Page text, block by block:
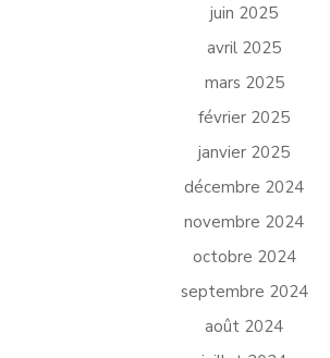
juin 2025
avril 2025
mars 2025
février 2025
janvier 2025
décembre 2024
novembre 2024
octobre 2024
septembre 2024
août 2024